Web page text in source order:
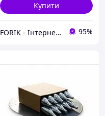
Купити
FORIK - Інтернет гіпермаркет 95%